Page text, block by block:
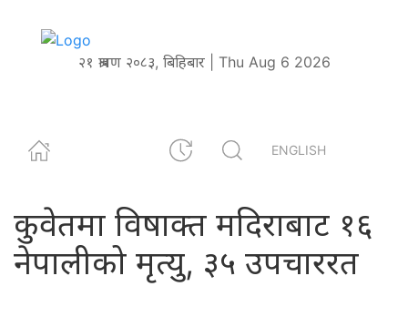
२१ श्रावण २०८३, बिहिबार | Thu Aug 6 2026
ENGLISH
कुवेतमा विषाक्त मदिराबाट १६
नेपालीको मृत्यु, ३५ उपचाररत